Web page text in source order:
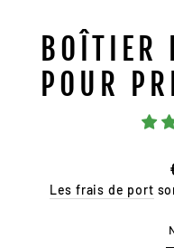
BOÎTIER
POUR
Les frais de port